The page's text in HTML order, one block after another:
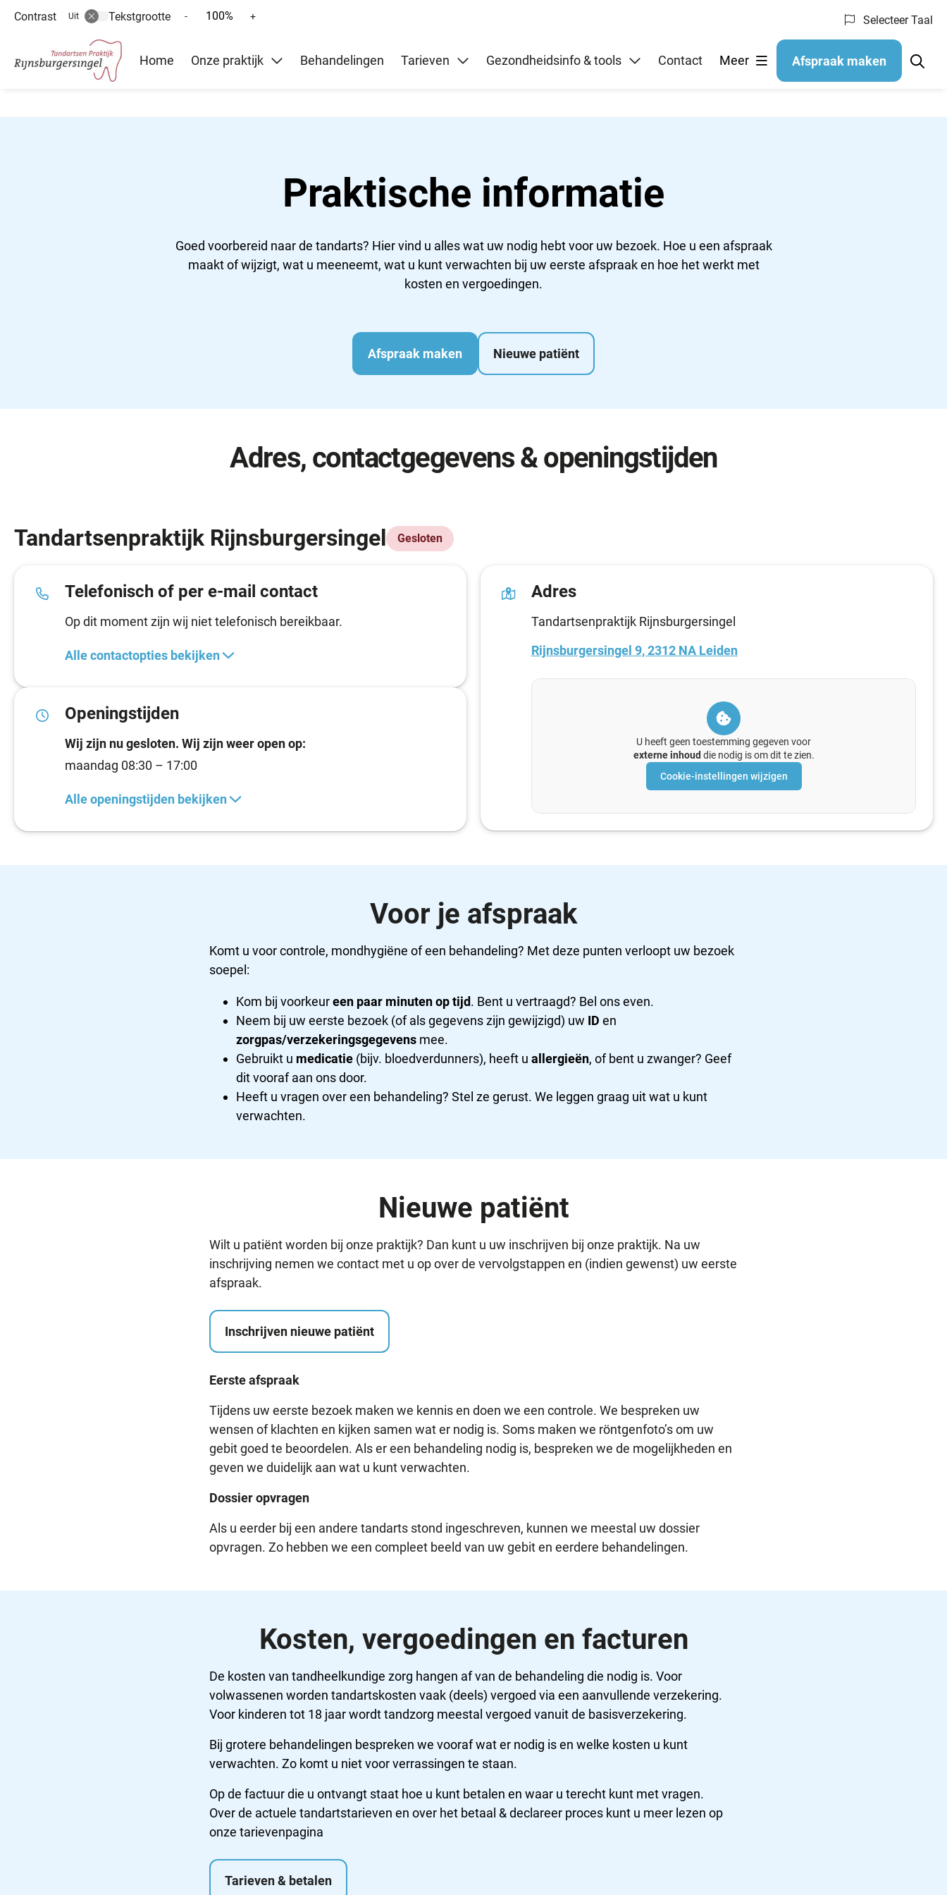
Contrast Uit Tekstgrootte
Tekst
10%
- 100%
Tekst
10%
+ Selecteer Taal
Hoofd
Home Onze praktijk Behandelingen Tarieven Gezondheidsinfo & tools Contact Meer Afspraak maken
Praktische informatie
Goed voorbereid naar de tandarts? Hier vind u alles wat uw nodig hebt voor uw bezoek. Hoe u een afspraak
maakt of wijzigt, wat u meeneemt, wat u kunt verwachten bij uw eerste afspraak en hoe het werkt met
kosten en vergoedingen.
Afspraak maken Nieuwe patiënt
Adres, contactgegevens & openingstijden
Tandartsenpraktijk Rijnsburgersingel Gesloten
Telefonisch of per e-mail contact
Op dit moment zijn wij niet telefonisch bereikbaar.
Alle contactopties bekijken
Openingstijden
Wij zijn nu gesloten. Wij zijn weer open op:
maandag 08:30 – 17:00
Alle openingstijden bekijken
Adres
Tandartsenpraktijk Rijnsburgersingel
Rijnsburgersingel 9, 2312 NA Leiden
U heeft geen toestemming gegeven voor
externe inhoud die nodig is om dit te zien.
Cookie-instellingen wijzigen
Voor je afspraak
Komt u voor controle, mondhygiëne of een behandeling? Met deze punten verloopt uw bezoek
soepel:
Kom bij voorkeureen paar minuten op tijd. Bent u vertraagd? Bel ons even.
Neem bij uw eerste bezoek (of als gegevens zijn gewijzigd) uw ID en
zorgpas/verzekeringsgegevens mee.
Gebruikt u medicatie (bijv. bloedverdunners), heeft u allergieën, of bent u zwanger? Geef
dit vooraf aan ons door.
Heeft u vragen over een behandeling? Stel ze gerust. We leggen graag uit wat u kunt
verwachten.
Nieuwe patiënt
Wilt u patiënt worden bij onze praktijk? Dan kunt u uw inschrijven bij onze praktijk. Na uw
inschrijving nemen we contact met u op over de vervolgstappen en (indien gewenst) uw eerste
afspraak.
Inschrijven nieuwe patiënt
Eerste afspraak
Tijdens uw eerste bezoek maken we kennis en doen we een controle. We bespreken uw
wensen of klachten en kijken samen wat er nodig is. Soms maken we röntgenfoto’s om uw
gebit goed te beoordelen. Als er een behandeling nodig is, bespreken we de mogelijkheden en
geven we duidelijk aan wat u kunt verwachten.
Dossier opvragen
Als u eerder bij een andere tandarts stond ingeschreven, kunnen we meestal uw dossier
opvragen. Zo hebben we een compleet beeld van uw gebit en eerdere behandelingen.
Kosten, vergoedingen en facturen
De kosten van tandheelkundige zorg hangen af van de behandeling die nodig is. Voor
volwassenen worden tandartskosten vaak (deels) vergoed via een aanvullende verzekering.
Voor kinderen tot 18 jaar wordt tandzorg meestal vergoed vanuit de basisverzekering.
Bij grotere behandelingen bespreken we vooraf wat er nodig is en welke kosten u kunt
verwachten. Zo komt u niet voor verrassingen te staan.
Op de factuur die u ontvangt staat hoe u kunt betalen en waar u terecht kunt met vragen.
Over de actuele tandartstarieven en over het betaal & declareer proces kunt u meer lezen op
onze tarievenpagina
Tarieven & betalen